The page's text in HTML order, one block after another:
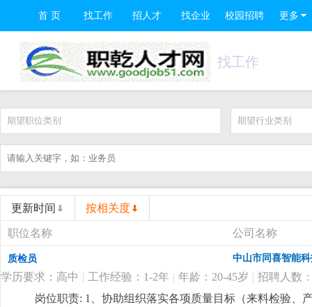
首 页 找工作 招人才 找企业 校园招聘 更多
找工作
期望职位类别 期望行业类别
更新时间 按相关度
职位名称 公司名称
质检员 中山市同喜智能
学历要求：高中 | 工作经验：1-2年 | 年龄：20-45岁 | 招聘人数
岗位职责: 1、协助组织落实各项质量目标（来料检验、